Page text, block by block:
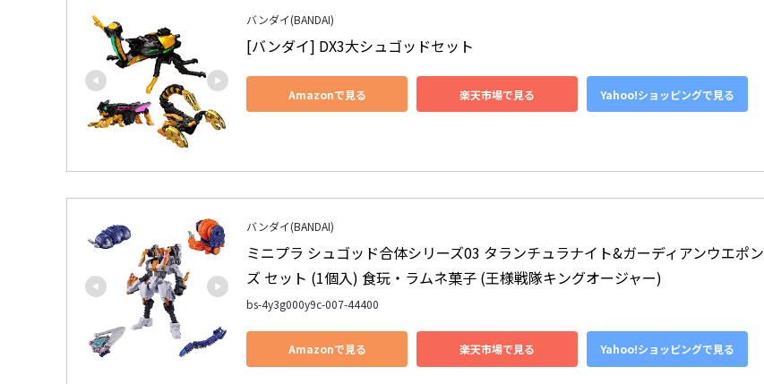
バンダイ(BANDAI)
[バンダイ] DX3大シュゴッドセット
Amazonで見る 楽天市場で見る Yahoo!ショッピングで見る
バンダイ(BANDAI)
ミニプラ シュゴッド合体シリーズ03 タランチュラナイト&ガーディアンウエポン
ズ セット (1個入) 食玩・ラムネ菓子 (王様戦隊キングオージャー)
bs-4y3g000y9c-007-44400
Amazonで見る 楽天市場で見る Yahoo!ショッピングで見る